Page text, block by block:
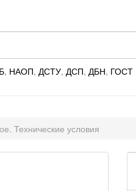
, НАОП, ДСТУ, ДСП, ДБН, ГОСТ
Технические условия